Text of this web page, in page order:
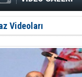
Videoları